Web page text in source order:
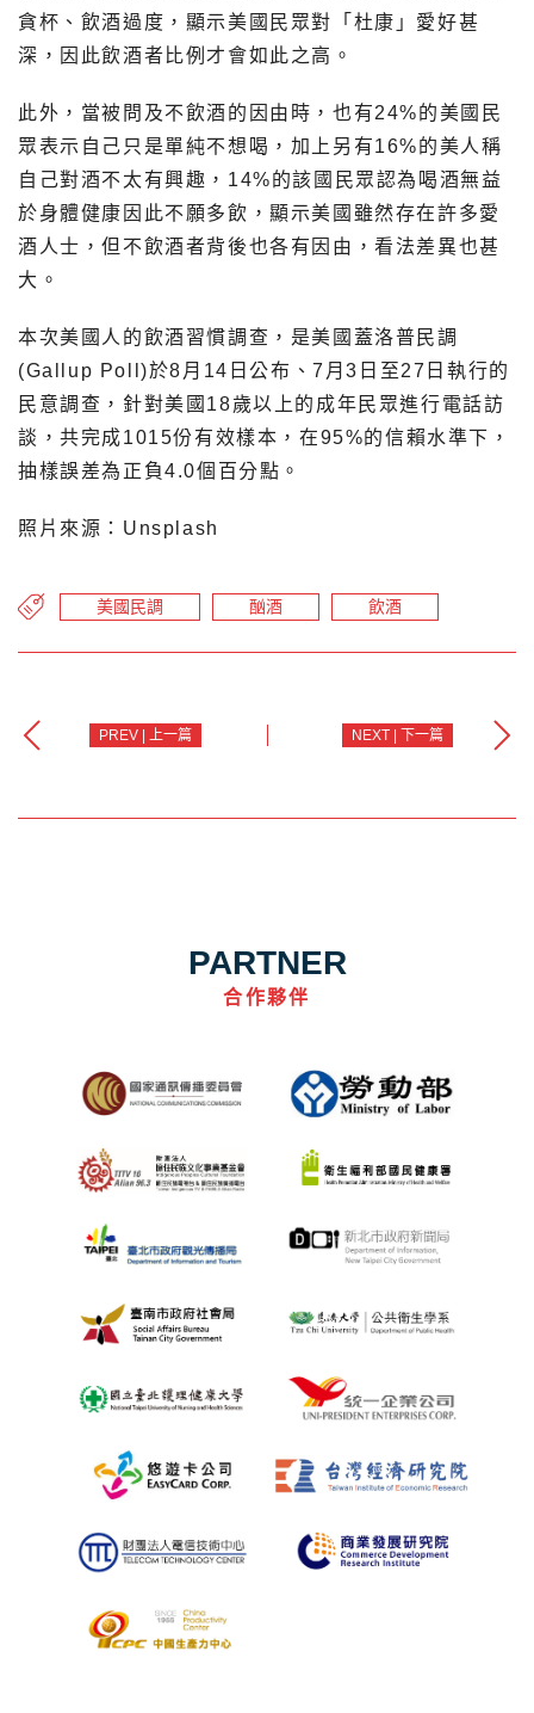
貪杯、飲酒過度，顯示美國民眾對「杜康」愛好甚
深，因此飲酒者比例才會如此之高。
此外，當被問及不飲酒的因由時，也有24%的美國民
眾表示自己只是單純不想喝，加上另有16%的美人稱
自己對酒不太有興趣，14%的該國民眾認為喝酒無益
於身體健康因此不願多飲，顯示美國雖然存在許多愛
酒人士，但不飲酒者背後也各有因由，看法差異也甚
大。
本次美國人的飲酒習慣調查，是美國蓋洛普民調
(Gallup Poll)於8月14日公布、7月3日至27日執行的
民意調查，針對美國18歲以上的成年民眾進行電話訪
談，共完成1015份有效樣本，在95%的信賴水準下，
抽樣誤差為正負4.0個百分點。
照片來源：Unsplash
美國民調 酗酒 飲酒
PREV | 上一篇 NEXT | 下一篇
PARTNER
合作夥伴